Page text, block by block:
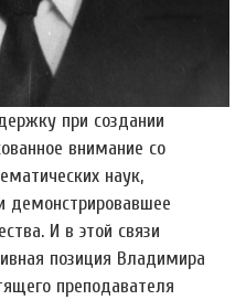
при создании
внимание со
наук,
демонстрировавшее
И в этой связи
позиция Владимира
преподавателя